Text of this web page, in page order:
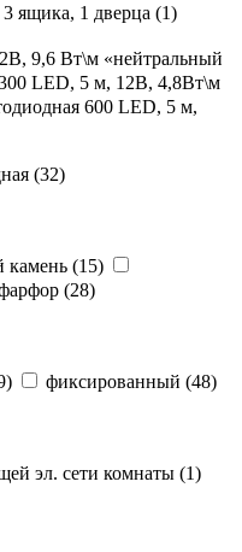
3 ящика, 1 дверца (1)
9,6 Вт\м «нейтральный
LED, 5 м, 12В, 4,8Вт\м
600 LED, 5 м,
(32)
камень (15)
(28)
) фиксированный (48)
эл. сети комнаты (1)